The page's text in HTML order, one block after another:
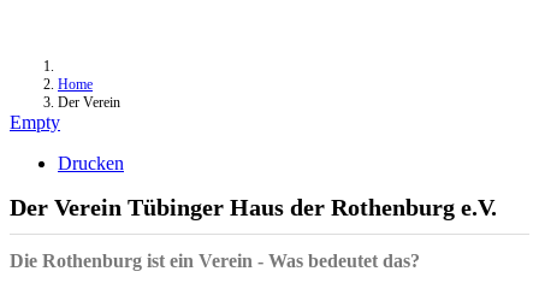
Home
Der Verein
Empty
Drucken
Der Verein Tübinger Haus der Rothenburg e.V.
Die Rothenburg ist ein Verein - Was bedeutet das?